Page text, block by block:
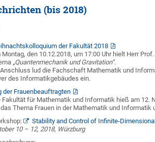
(bis 2018)
der Fakultät 2018
Montag, den 10.12.2018, um 17:00 Uhr hielt Herr
„Quantenmechanik und Gravitation“.
lud die Fachschaft Mathematik und
des Informatikgebäudes ein.
der Frauenbeauftragten
Fakultät für Mathematik und Informatik hieß am 12.
Thema Frauen in der Mathematik und Informatik
Stability and Control of Infinite-
10 – 12, 2018, Würzburg